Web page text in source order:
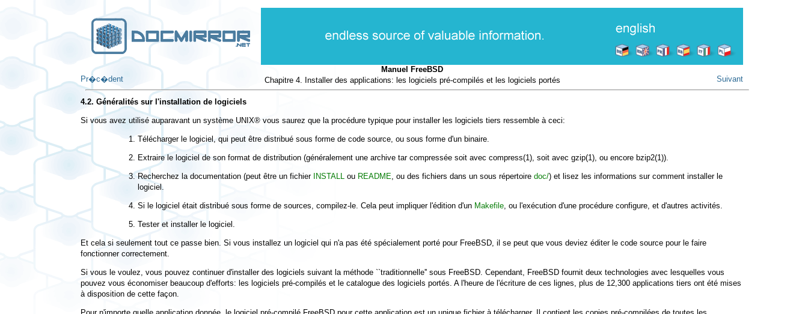
Manuel FreeBSD
Pr�c�dent
Chapitre 4. Installer des applications: les logiciels pré-compilés et les logiciels portés Suivant
4.2. Généralités sur l'installation de logiciels
Si vous avez utilisé auparavant un système UNIX® vous saurez que la procédure typique pour installer les logiciels tiers ressemble à ceci:
Télécharger le logiciel, qui peut être distribué sous forme de code source, ou sous forme d'un binaire.
Extraire le logiciel de son format de distribution (généralement une archive tar compressée soit aveccompress(1), soit avecgzip(1), ou encore bzip2(1)).
Recherchez la documentation (peut être un fichier INSTALL ou README, ou des fichiers dans un sous répertoiredoc/) et lisez les informations sur comment installer le
logiciel.
Si le logiciel était distribué sous forme de sources, compilez-le. Cela peut impliquer l'édition d'un Makefile, ou l'exécution d'une procédureconfigure, et d'autres activités.
Tester et installer le logiciel.
Et cela si seulement tout ce passe bien. Si vous installez un logiciel qui n'a pas été spécialement porté pour FreeBSD, il se peut que vous deviez éditer le code source pour le faire
fonctionner correctement.
Si vous le voulez, vous pouvez continuer d'installer des logiciels suivant la méthode ``traditionnelle'' sous FreeBSD. Cependant, FreeBSD fournit deux technologies avec lesquelles vous
pouvez vous économiser beaucoup d'efforts: les logiciels pré-compilés et le catalogue des logiciels portés. A l'heure de l'écriture de ces lignes, plus de 12,300 applications tiers ont été mises
à disposition de cette façon.